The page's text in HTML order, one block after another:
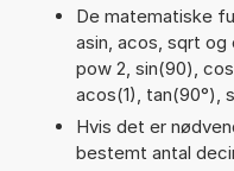
De matematiske
asin, acos, sqrt og
pow 2, sin(90),
acos(1), tan(90°),
Hvis det er
bestemt antal